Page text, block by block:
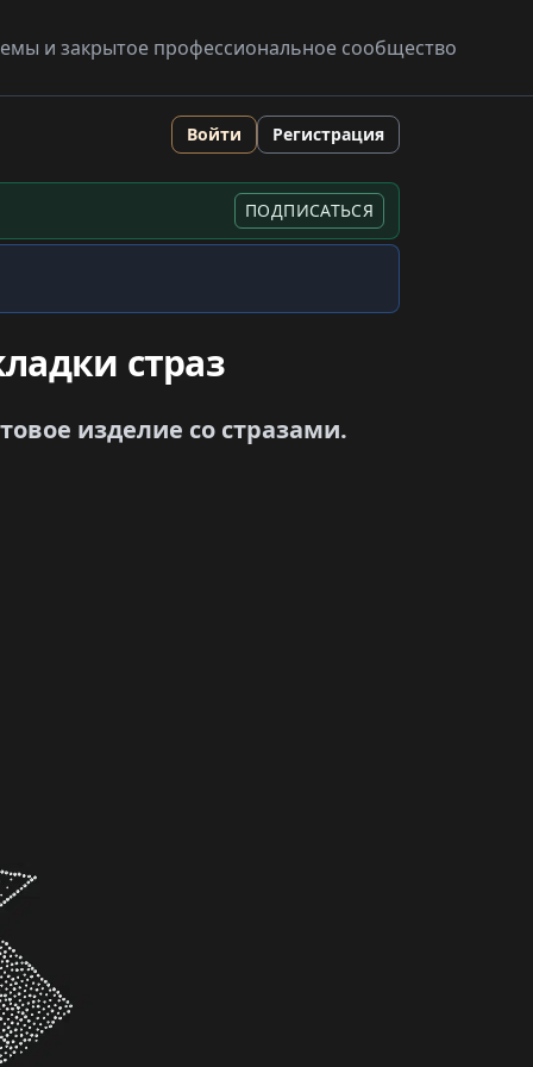
и закрытое профессиональное сообщество
Войти Регистрация
ПОДПИСАТЬСЯ
страз
изделие со стразами.